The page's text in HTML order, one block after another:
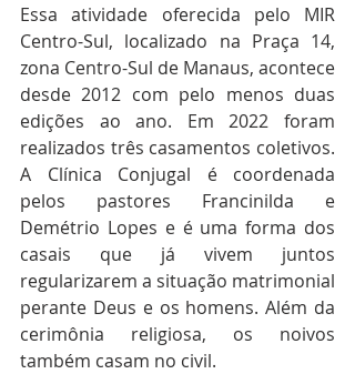
Essa atividade oferecida pelo MIR
Centro-Sul, localizado na Praça 14,
zona Centro-Sul de Manaus, acontece
desde 2012 com pelo menos duas
edições ao ano. Em 2022 foram
realizados três casamentos coletivos.
A Clínica Conjugal é coordenada
pelos pastores Francinilda e
Demétrio Lopes e é uma forma dos
casais que já vivem juntos
regularizarem a situação matrimonial
perante Deus e os homens. Além da
cerimônia religiosa, os noivos
também casam no civil.